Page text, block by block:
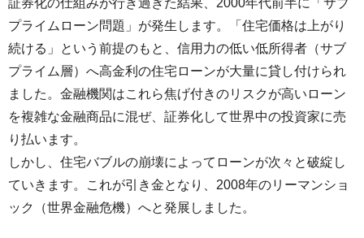
プライムローン問題」が発生します。「住宅価格は上がり
続ける」という前提のもと、信用力の低い低所得者（サブ
プライム層）へ高金利の住宅ローンが大量に貸し付けられ
ました。金融機関はこれら焦げ付きのリスクが高いローン
を複雑な金融商品に混ぜ、証券化して世界中の投資家に売
り払います。
しかし、住宅バブルの崩壊によってローンが次々と破綻し
ていきます。これが引き金となり、2008年のリーマンショ
ック（世界金融危機）へと発展しました。